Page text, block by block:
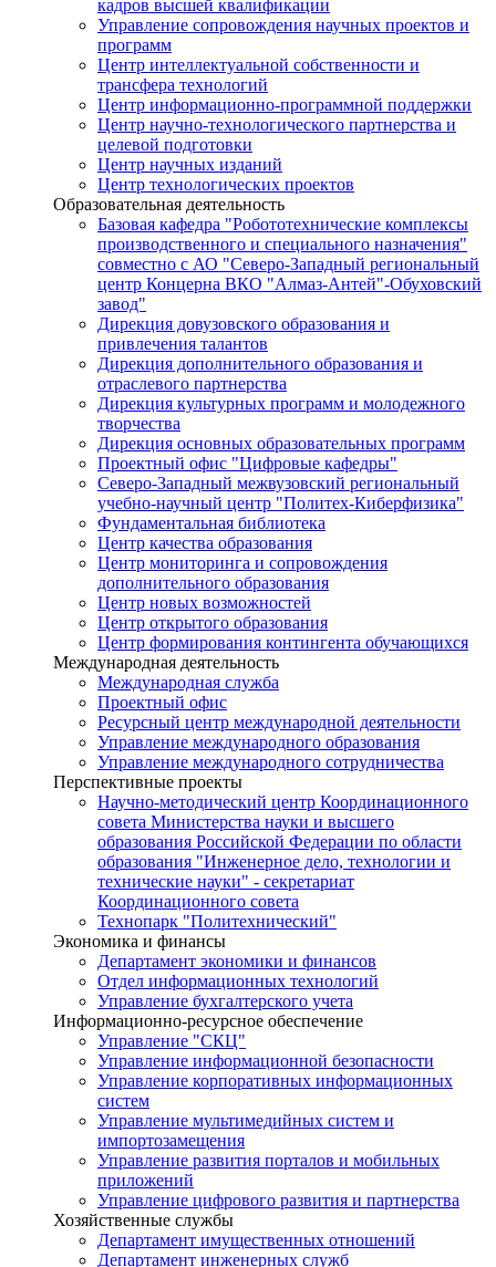
кадров высшей квалификации
Управление сопровождения научных проектов и
программ
Центр интеллектуальной собственности и
трансфера технологий
Центр информационно-программной поддержки
Центр научно-технологического партнерства и
целевой подготовки
Центр научных изданий
Центр технологических проектов
Образовательная деятельность
Базовая кафедра "Робототехнические комплексы
производственного и специального назначения"
совместно с АО "Северо-Западный региональный
центр Концерна ВКО "Алмаз-Антей"-Обуховский
завод"
Дирекция довузовского образования и
привлечения талантов
Дирекция дополнительного образования и
отраслевого партнерства
Дирекция культурных программ и молодежного
творчества
Дирекция основных образовательных программ
Проектный офис "Цифровые кафедры"
Северо-Западный межвузовский региональный
учебно-научный центр "Политех-Киберфизика"
Фундаментальная библиотека
Центр качества образования
Центр мониторинга и сопровождения
дополнительного образования
Центр новых возможностей
Центр открытого образования
Центр формирования контингента обучающихся
Международная деятельность
Международная служба
Проектный офис
Ресурсный центр международной деятельности
Управление международного образования
Управление международного сотрудничества
Перспективные проекты
Научно-методический центр Координационного
совета Министерства науки и высшего
образования Российской Федерации по области
образования "Инженерное дело, технологии и
технические науки" - секретариат
Координационного совета
Технопарк "Политехнический"
Экономика и финансы
Департамент экономики и финансов
Отдел информационных технологий
Управление бухгалтерского учета
Информационно-ресурсное обеспечение
Управление "СКЦ"
Управление информационной безопасности
Управление корпоративных информационных
систем
Управление мультимедийных систем и
импортозамещения
Управление развития порталов и мобильных
приложений
Управление цифрового развития и партнерства
Хозяйственные службы
Департамент имущественных отношений
Департамент инженерных служб